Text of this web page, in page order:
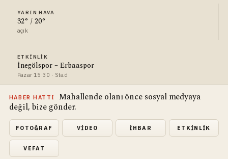
YARIN HAVA
32° / 20°
açık
ETKINLIK
İnegölspor – Erbaaspor
Pazar 15:30 · Stad
HABER HATTI
Mahallende olanı önce sosyal medyaya
değil, bize gönder.
FOTOĞRAF VIDEO İHBAR ETKINLIK
VEFAT